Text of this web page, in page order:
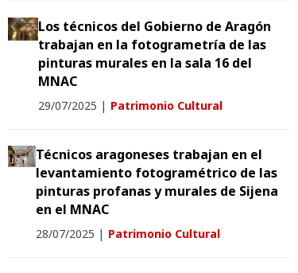
Los técnicos del Gobierno de Aragón
trabajan en la fotogrametría de las
pinturas murales en la sala 16 del
MNAC
29/07/2025 | Patrimonio Cultural
Técnicos aragoneses trabajan en el
levantamiento fotogramétrico de las
pinturas profanas y murales de Sijena
en el MNAC
28/07/2025 | Patrimonio Cultural